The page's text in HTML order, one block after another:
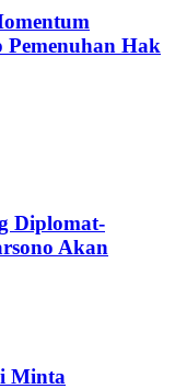
Hak
Diplomat-
Akan
Minta